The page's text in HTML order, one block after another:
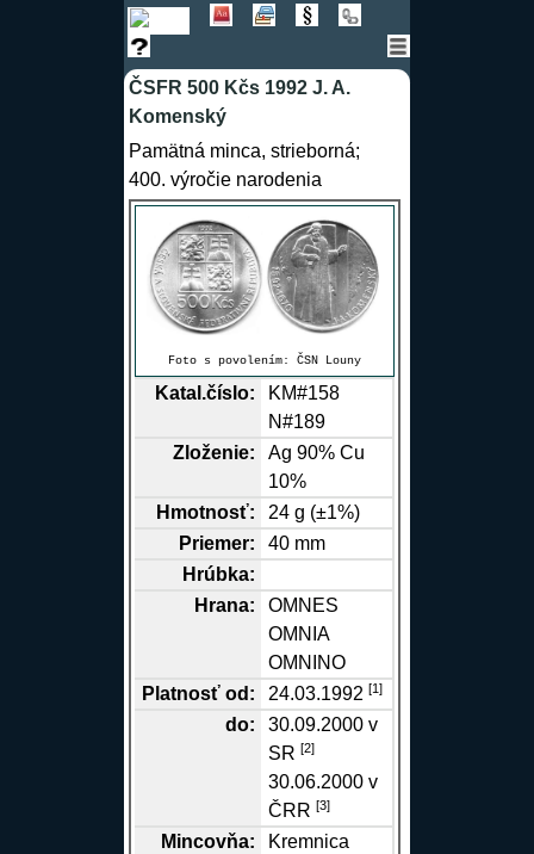
ČSFR 500 Kčs 1992 J. A.
Komenský
Pamätná minca, strieborná;
400. výročie narodenia
Foto s povolením: ČSN Louny
Katal.číslo:
KM#158
N#189
Zloženie:
Ag 90%Cu
10%
Hmotnosť:
24 g (±1%)
Priemer:
40 mm
Hrúbka:
Hrana:
OMNES
OMNIA
OMNINO
Platnosť od:
24.03.1992[1]
do:
30.09.2000 v
SR[2]
30.06.2000 v
ČRR[3]
Mincovňa:
Kremnica